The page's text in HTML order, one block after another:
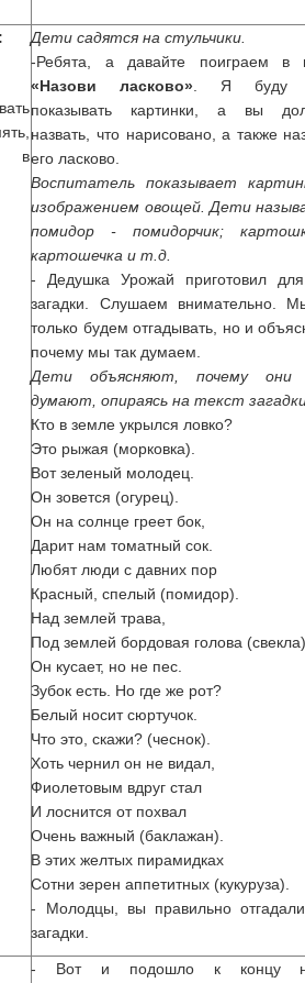
в
Дети садятся на стульчики.
-Ребята, а давайте поиграем в
«Назови ласково» . Я буду
показывать картинки, а вы
назвать, что нарисовано, а также
его ласково.
Воспитатель показывает
изображением овощей. Дети
помидор - помидорчик;
картошечка и т.д.
- Дедушка Урожай приготовил
загадки. Слушаем внимательно.
только будем отгадывать, но и
почему мы так думаем.
Дети объясняют, почему они
думают, опираясь на текст
Кто в земле укрылся ловко?
Это рыжая (морковка).
Вот зеленый молодец.
Он зовется (огурец).
Он на солнце греет бок,
Дарит нам томатный сок.
Любят люди с давних пор
Красный, спелый (помидор).
Над землей трава,
Под землей бордовая голова
Он кусает, но не пес.
Зубок есть. Но где же рот?
Белый носит сюртучок.
Что это, скажи? (чеснок).
Хоть чернил он не видал,
Фиолетовым вдруг стал
И лоснится от похвал
Очень важный (баклажан).
В этих желтых пирамидках
Сотни зерен аппетитных (кукуруза).
- Молодцы, вы правильно
загадки.
- Вот и подошло к концу